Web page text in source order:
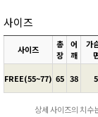
사이즈
사이즈
총
장
어
깨
가
FREE(55~77) 65 38
상세 사이즈의 치수